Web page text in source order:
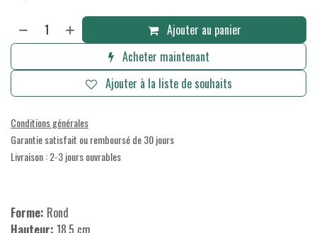
Ajouter au panier
Acheter maintenant
Ajouter à la liste de souhaits
Conditions générales
Garantie satisfait ou remboursé de 30 jours
Livraison : 2-3 jours ouvrables
Forme: Rond
Hauteur: 18,5 cm